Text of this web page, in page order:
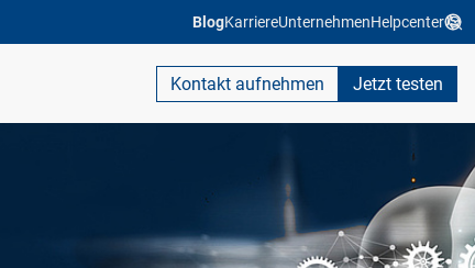
BlogKarriereUnternehmenHelpcenter
Kontakt aufnehmen Jetzt testen